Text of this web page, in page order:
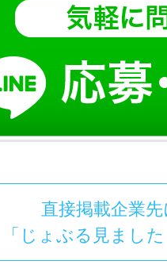
直接掲載企業
「じょぶる見まし